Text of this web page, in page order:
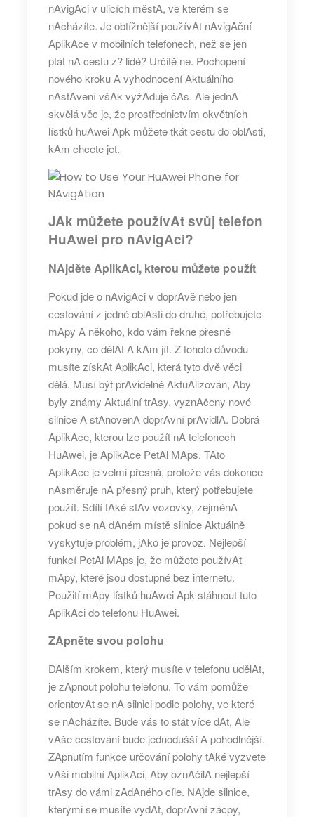
nAvigAci v ulicích městA, ve kterém se
nAcházíte. Je obtížnější používAt nAvigAční
AplikAce v mobilních telefonech, než se jen
ptát nA cestu z? lidé? Určitě ne. Pochopení
nového kroku A vyhodnocení Aktuálního
nAstAvení všAk vyžAduje čAs. Ale jednA
skvělá věc je, že prostřednictvím okvětních
lístků huAwei Apk můžete tkátcestu do oblAsti,
kAm chcete jet.
JAk můžete používAt svůj telefon
HuAwei pro nAvigAci?
NAjděte AplikAci, kterou můžete použít
Pokud jde o nAvigAci v doprAvě nebo jen
cestování z jedné oblAsti do druhé, potřebujete
mApy A někoho, kdo vám řekne přesné
pokyny, co dělAt A kAm jít. Z tohoto důvodu
musíte získAt AplikAci, která tyto dvě věci
dělá. Musí být prAvidelně AktuAlizován, Aby
byly známy Aktuální trAsy, vyznAčeny nové
silnice A stAnovenA doprAvní prAvidlA. Dobrá
AplikAce, kterou lze použít nA telefonech
HuAwei, je AplikAce PetAl MAps. TAto
AplikAce je velmi přesná, protože vás dokonce
nAsměruje nA přesný pruh, který potřebujete
použít. Sdílí tAké stAv vozovky, zejménA
pokud se nA dAném místě silnice Aktuálně
vyskytuje problém, jAko je provoz. Nejlepší
funkcí PetAl MAps je, že můžete používAt
mApy, které jsou dostupné bez internetu.
PoužitímApy lístků huAwei Apk stáhnout tuto
AplikAci do telefonu HuAwei.
ZApněte svou polohu
DAlším krokem, který musíte v telefonu udělAt,
je zApnout polohu telefonu. To vám pomůže
orientovAt se nA silnici podle polohy, ve které
se nAcházíte. Bude vás to stát více dAt, Ale
vAše cestování bude jednodušší A pohodlnější.
ZApnutím funkce určování polohy tAké vyzvete
vAši mobilní AplikAci, Aby oznAčilA nejlepší
trAsy do vámi zAdAného cíle. NAjde silnice,
kterými se musíte vydAt, doprAvní zácpy,